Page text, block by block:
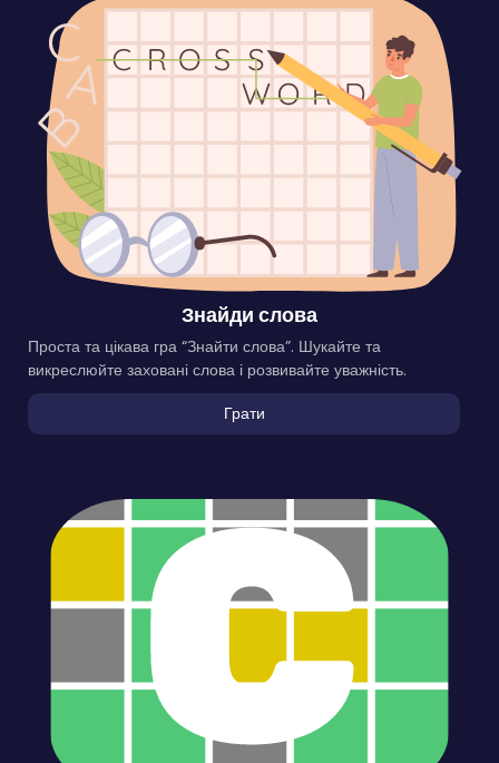
Знайди слова
Проста та цікава гра “Знайти слова”. Шукайте та
викреслюйте заховані слова і розвивайте уважність.
Грати